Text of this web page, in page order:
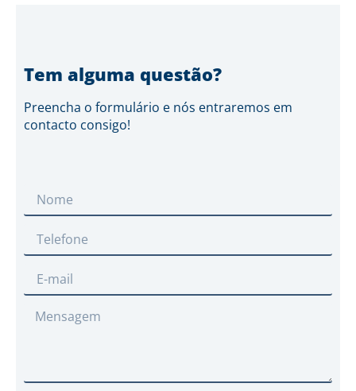
Tem alguma questão?
Preencha o formulário e nós entraremos em
contacto consigo!